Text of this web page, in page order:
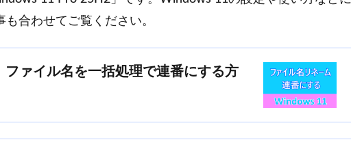
合わせてご覧ください。
ァイル名を一括処理で連番にする方